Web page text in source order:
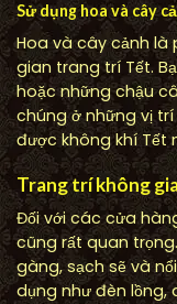
Sử dụng hoa và cây
Hoa và cây cảnh là
gian trang trí Tết.
hoặc những chậu
chúng ở những vị
được không khí Tết
Trang trí không
Đối với các cửa
cũng rất quan
gàng, sạch sẽ và
dụng như đèn lồng,